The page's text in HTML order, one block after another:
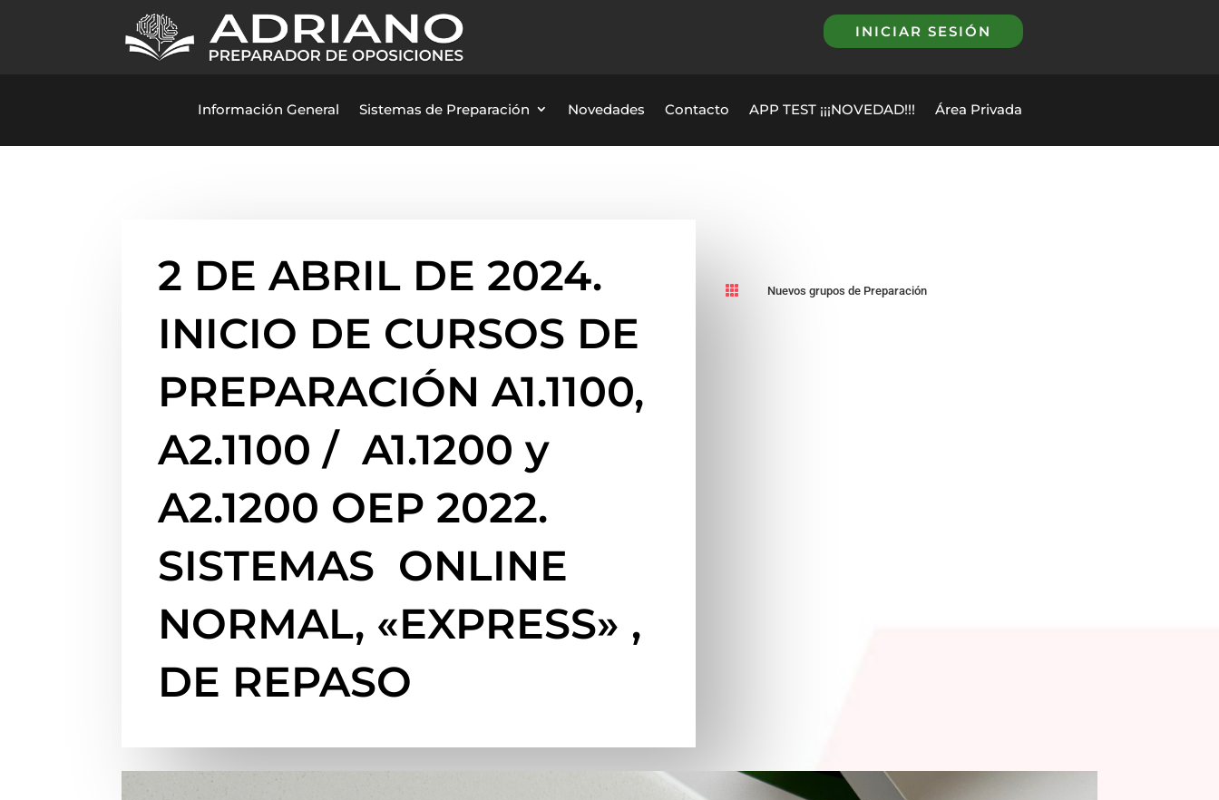
INICIAR SESIÓN
Información General Sistemas de Preparación Novedades Contacto APP TEST ¡¡¡NOVEDAD!!! Área Privada
2 DE ABRIL DE 2024.
INICIO DE CURSOS DE
PREPARACIÓN A1.1100,
A2.1100 / A1.1200 y
A2.1200 OEP 2022.
SISTEMAS ONLINE
NORMAL, «EXPRESS» ,
DE REPASO
 Nuevos grupos de Preparación